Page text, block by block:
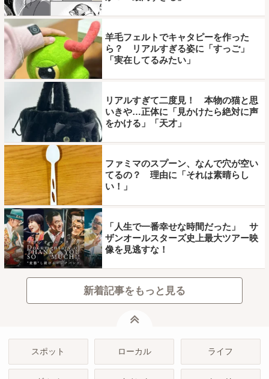
羊毛フェルトでキャタピーを作った
ら？ リアルすぎる姿に「すっご」
「実在してるみたい」
リアルすぎて二度見！ 本物の猫と思
いきや…正体に「見かけたら絶対に声
をかける」「天才」
ファミマのスプーン、なんで穴が空い
てるの？ 理由に「それは素晴らし
い！」
「人生で一番幸せな時間だった」 サ
ザンオールスターズ史上最大ツアー映
像を見逃すな！
新着記事をもっと見る
スポット ローカル ライフ